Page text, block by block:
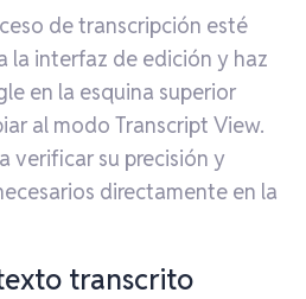
de transcripción esté
la interfaz de edición y haz
en la esquina superior
al modo Transcript View.
verificar su precisión y
directamente en la
transcrito